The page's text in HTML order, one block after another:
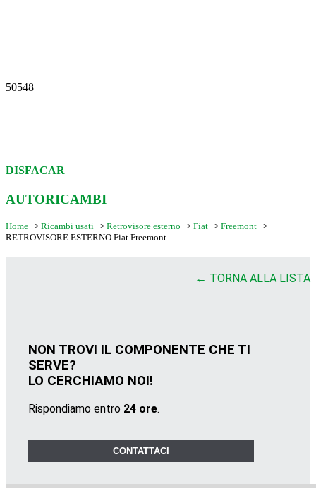
50548
DISFACAR
AUTORICAMBI
Home > Ricambi usati > Retrovisore esterno > Fiat > Freemont >
RETROVISORE ESTERNO Fiat Freemont
← TORNA ALLA LISTA
NON TROVI IL COMPONENTE CHE TI
SERVE?
LO CERCHIAMO NOI!
Rispondiamo entro 24 ore.
CONTATTACI